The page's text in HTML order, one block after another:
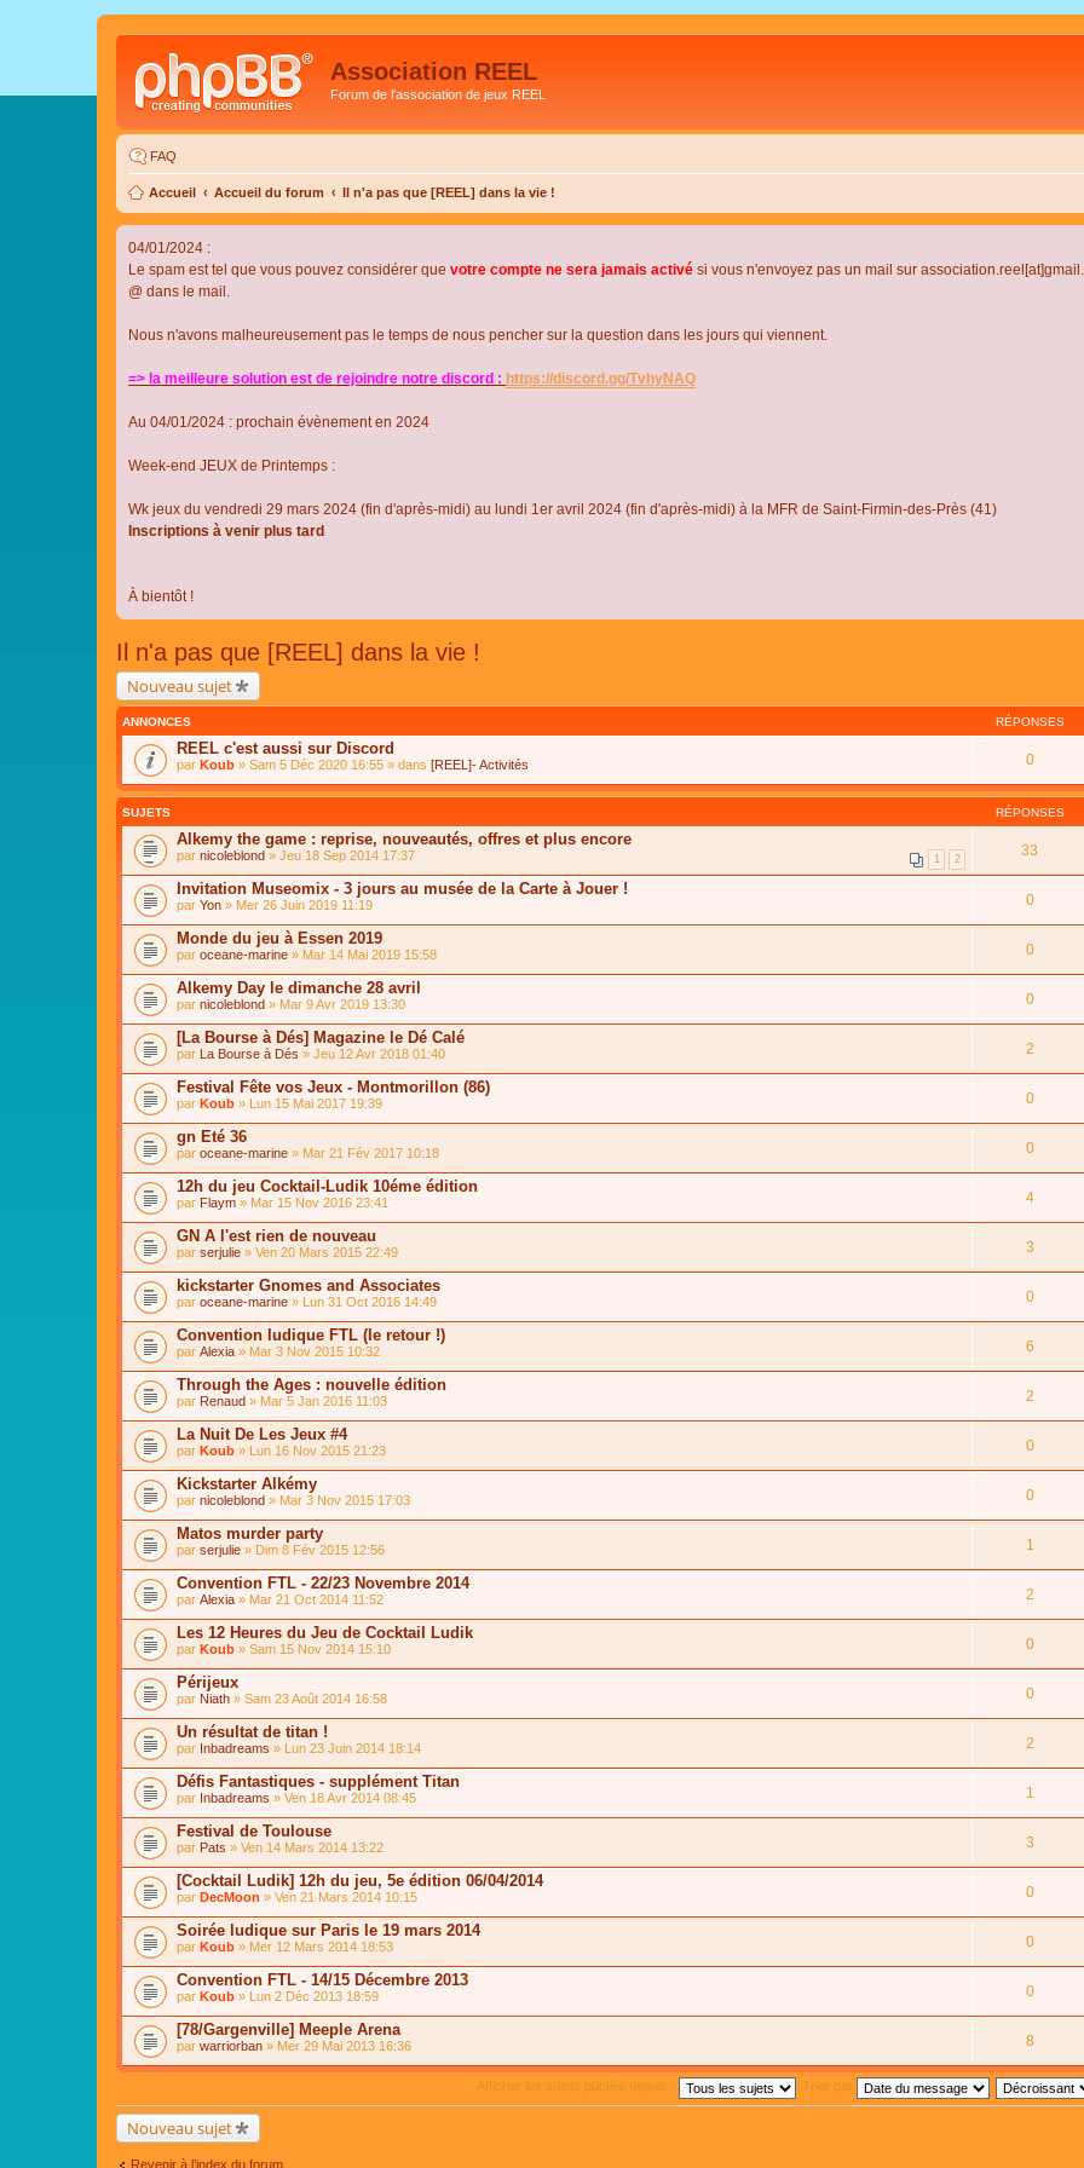
Association REEL
Forum de l'association de jeux REEL
FAQ
Accueil Accueil du forum Il n'a pas que [REEL] dans la vie !
04/01/2024 :
Le spam est tel que vous pouvez considérer que votre compte ne sera jamais activé si vous n'envoyez pas un mail sur
@ dans le mail.
Nous n'avons malheureusement pas le temps de nous pencher sur la question dans les jours qui viennent.
=> la meilleure solution est de rejoindre notre discord : https://discord.gg/TvhyNAQ
Au 04/01/2024 : prochain évènement en 2024
Week-end JEUX de Printemps :
Wk jeux du vendredi 29 mars 2024 (fin d'après-midi) au lundi 1er avril 2024 (fin d'après-midi) à la MFR de Saint-Firmin-des-Près (41)
Inscriptions à venir plus tard
À bientôt !
Il n'a pas que [REEL] dans la vie !
Nouveau sujet
ANNONCES RÉPONSES
REEL c'est aussi sur Discord
par Koub » Sam 5 Déc 2020 16:55 » dans [REEL]- Activités 0
SUJETS RÉPONSES
Alkemy the game : reprise, nouveautés, offres et plus encore
1 2
par nicoleblond » Jeu 18 Sep 2014 17:37 33
Invitation Museomix - 3 jours au musée de la Carte à Jouer !
par Yon » Mer 26 Juin 2019 11:19 0
Monde du jeu à Essen 2019
par oceane-marine » Mar 14 Mai 2019 15:58 0
Alkemy Day le dimanche 28 avril
par nicoleblond » Mar 9 Avr 2019 13:30 0
[La Bourse à Dés] Magazine le Dé Calé
par La Bourse à Dés » Jeu 12 Avr 2018 01:40 2
Festival Fête vos Jeux - Montmorillon (86)
par Koub » Lun 15 Mai 2017 19:39 0
gn Eté 36
par oceane-marine » Mar 21 Fév 2017 10:18 0
12h du jeu Cocktail-Ludik 10éme édition
par Flaym » Mar 15 Nov 2016 23:41 4
GN A l'est rien de nouveau
par serjulie » Ven 20 Mars 2015 22:49 3
kickstarter Gnomes and Associates
par oceane-marine » Lun 31 Oct 2016 14:49 0
Convention ludique FTL (le retour !)
par Alexia » Mar 3 Nov 2015 10:32 6
Through the Ages : nouvelle édition
par Renaud » Mar 5 Jan 2016 11:03 2
La Nuit De Les Jeux #4
par Koub » Lun 16 Nov 2015 21:23 0
Kickstarter Alkémy
par nicoleblond » Mar 3 Nov 2015 17:03 0
Matos murder party
par serjulie » Dim 8 Fév 2015 12:56 1
Convention FTL - 22/23 Novembre 2014
par Alexia » Mar 21 Oct 2014 11:52 2
Les 12 Heures du Jeu de Cocktail Ludik
par Koub » Sam 15 Nov 2014 15:10 0
Périjeux
par Niath » Sam 23 Août 2014 16:58 0
Un résultat de titan !
par Inbadreams » Lun 23 Juin 2014 18:14 2
Défis Fantastiques - supplément Titan
par Inbadreams » Ven 18 Avr 2014 08:45 1
Festival de Toulouse
par Pats » Ven 14 Mars 2014 13:22 3
[Cocktail Ludik] 12h du jeu, 5e édition 06/04/2014
par DecMoon » Ven 21 Mars 2014 10:15 0
Soirée ludique sur Paris le 19 mars 2014
par Koub » Mer 12 Mars 2014 18:53 0
Convention FTL - 14/15 Décembre 2013
par Koub » Lun 2 Déc 2013 18:59 0
[78/Gargenville] Meeple Arena
par warriorban » Mer 29 Mai 2013 16:36 8
Afficher les sujets publiés depuis : Trier par
Nouveau sujet
Revenir à l’index du forum